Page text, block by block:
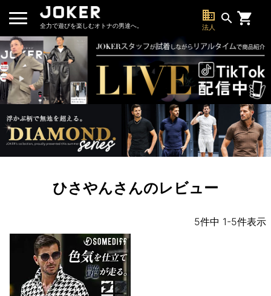
全力で遊びを楽しむオトナの男達へ。
business
法人
search
ひさやんさんのレビュー
5件中 1-5件表示